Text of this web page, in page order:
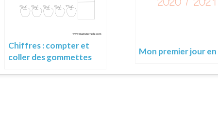
Chiffres : compter et
coller des gommettes
Mon premier jour en